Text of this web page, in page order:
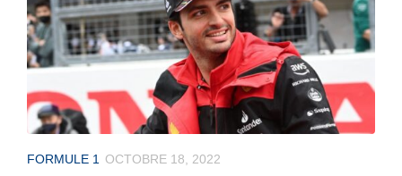
FORMULE 1 OCTOBRE 18, 2022